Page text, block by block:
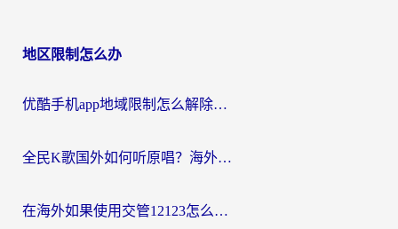
地区限制怎么办
优酷手机app地域限制怎么解除？海外党亲测有效的追剧方案
全民K歌国外如何听原唱？海外党亲测有效的回国加速器选择指南
在海外如果使用交管12123怎么处理？留学生亲测有效的回国加速方案